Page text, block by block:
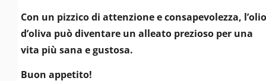
Con un pizzico di attenzione e consapevolezza, l’olio
d’oliva può diventare un alleato prezioso per una
vita più sana e gustosa.
Buon appetito!